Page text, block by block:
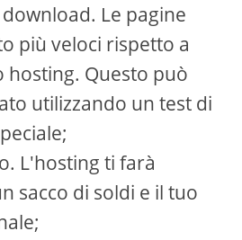
Le pagine
più veloci rispetto a
hosting. Questo può
utilizzando un test di
L'hosting ti farà
sacco di soldi e il tuo